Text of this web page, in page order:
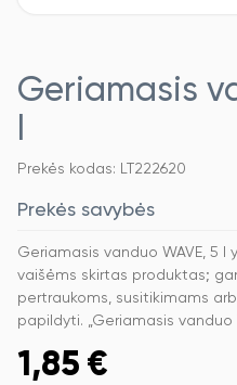
Geriamasis
l
Prekės kodas: LT222620
Prekės savybės
Geriamasis vanduo WAVE, 5
vaišėms skirtas produktas;
pertraukoms, susitikimams
papildyti. „Geriamasis vanduo
1,85 €